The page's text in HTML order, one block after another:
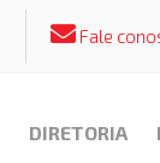
Fale
DIRETORIA